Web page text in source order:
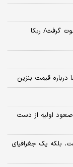
گرفت/ ربکا
قیمت بنزین
صعود اولیه از دست
بلکه یک جغرافیای